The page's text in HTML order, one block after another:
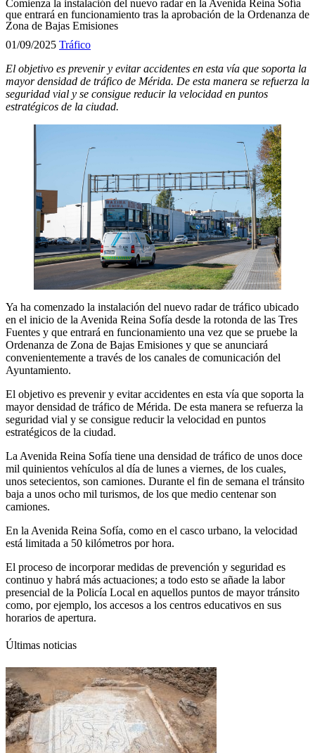
Comienza la instalación del nuevo radar en la Avenida Reina Sofía
que entrará en funcionamiento tras la aprobación de la Ordenanza de
Zona de Bajas Emisiones
01/09/2025 Tráfico
El objetivo es prevenir y evitar accidentes en esta vía que soporta la
mayor densidad de tráfico de Mérida. De esta manera se refuerza la
seguridad vial y se consigue reducir la velocidad en puntos
estratégicos de la ciudad.
Ya ha comenzado la instalación del nuevo radar de tráfico ubicado
en el inicio de la Avenida Reina Sofía desde la rotonda de las Tres
Fuentes y que entrará en funcionamiento una vez que se pruebe la
Ordenanza de Zona de Bajas Emisiones y que se anunciará
convenientemente a través de los canales de comunicación del
Ayuntamiento.
El objetivo es prevenir y evitar accidentes en esta vía que soporta la
mayor densidad de tráfico de Mérida. De esta manera se refuerza la
seguridad vial y se consigue reducir la velocidad en puntos
estratégicos de la ciudad.
La Avenida Reina Sofía tiene una densidad de tráfico de unos doce
mil quinientos vehículos al día de lunes a viernes, de los cuales,
unos setecientos, son camiones. Durante el fin de semana el tránsito
baja a unos ocho mil turismos, de los que medio centenar son
camiones.
En la Avenida Reina Sofía, como en el casco urbano, la velocidad
está limitada a 50 kilómetros por hora.
El proceso de incorporar medidas de prevención y seguridad es
continuo y habrá más actuaciones; a todo esto se añade la labor
presencial de la Policía Local en aquellos puntos de mayor tránsito
como, por ejemplo, los accesos a los centros educativos en sus
horarios de apertura.
Últimas noticias